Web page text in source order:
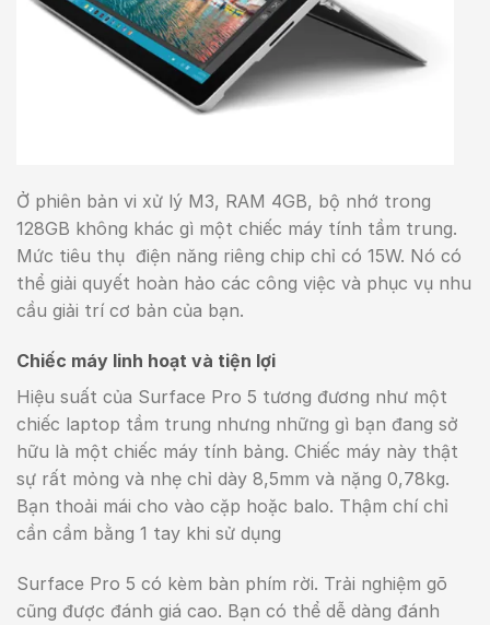
Ở phiên bản vi xử lý M3, RAM 4GB, bộ nhớ trong
128GB không khác gì một chiếc máy tính tầm trung.
Mức tiêu thụ điện năng riêng chip chỉ có 15W. Nó có
thể giải quyết hoàn hảo các công việc và phục vụ nhu
cầu giải trí cơ bản của bạn.
Chiếc máy linh hoạt và tiện lợi
Hiệu suất của Surface Pro 5 tương đương như một
chiếc laptop tầm trung nhưng những gì bạn đang sở
hữu là một chiếc máy tính bảng. Chiếc máy này thật
sự rất mỏng và nhẹ chỉ dày 8,5mm và nặng 0,78kg.
Bạn thoải mái cho vào cặp hoặc balo. Thậm chí chỉ
cần cầm bằng 1 tay khi sử dụng
Surface Pro 5 có kèm bàn phím rời. Trải nghiệm gõ
cũng được đánh giá cao. Bạn có thể dễ dàng đánh